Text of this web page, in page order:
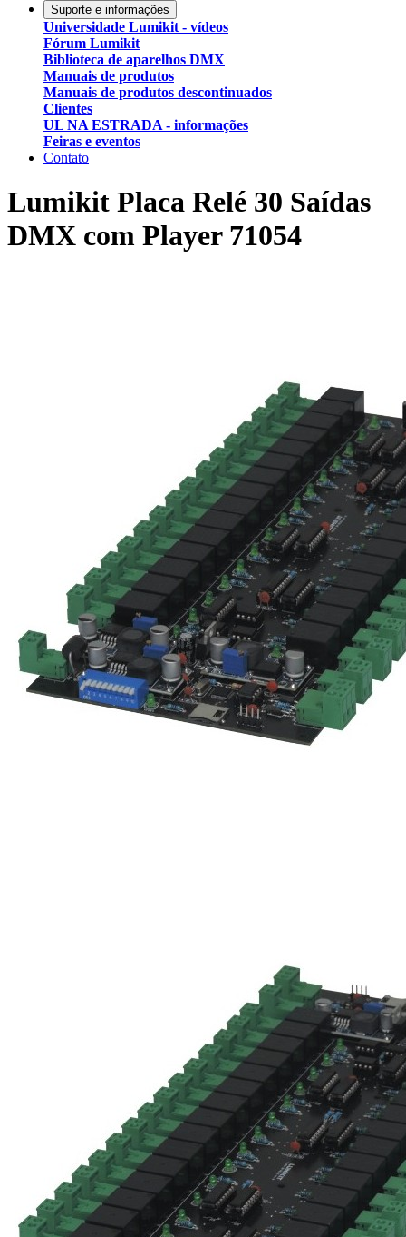
Suporte e informações
Universidade Lumikit - vídeos
Fórum Lumikit
Biblioteca de aparelhos DMX
Manuais de produtos
Manuais de produtos descontinuados
Clientes
UL NA ESTRADA - informações
Feiras e eventos
Contato
Lumikit Placa Relé 30 Saídas
DMX com Player 71054